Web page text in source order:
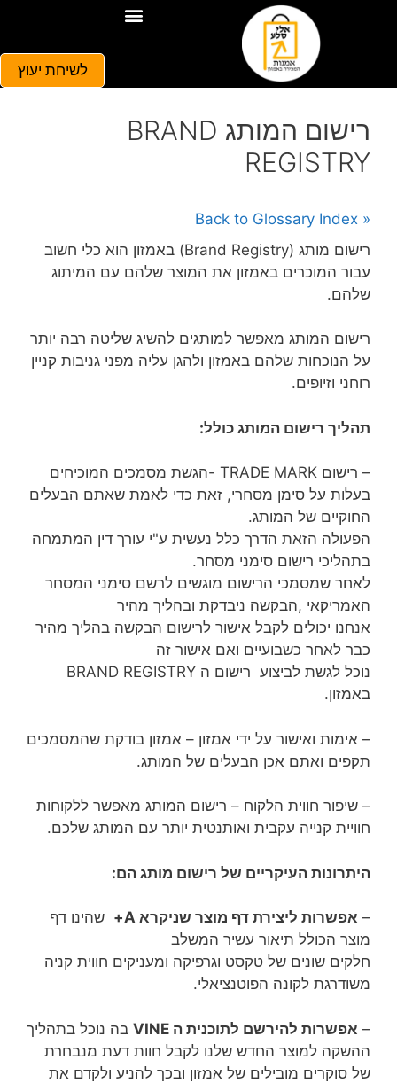
לשיחת יעוץ
רישום המותג BRAND
REGISTRY
« Back to Glossary Index
רישום מותג (Brand Registry) באמזון הוא כלי חשוב
עבור המוכרים באמזון את המוצר שלהם עם המיתוג
שלהם.
רישום המותג מאפשר למותגים להשיג שליטה רבה יותר
על הנוכחות שלהם באמזון ולהגן עליה מפני גניבות קניין
רוחני וזיופים.
תהליך רישום המותג כולל:
– רישום TRADE MARK -הגשת מסמכים המוכיחים
בעלות על סימן מסחרי, זאת כדי לאמת שאתם הבעלים
החוקיים של המותג.
הפעולה הזאת הדרך כלל נעשית ע"י עורך דין המתמחה
בתהליכי רישום סימני מסחר.
לאחר שמסמכי הרישום מוגשים לרשם סימני המסחר
האמריקאי ,הבקשה ניבדקת ובהליך מהיר
אנחנו יכולים לקבל אישור לרישום הבקשה בהליך מהיר
כבר לאחר כשבועיים ואם אישור זה
באמזון.
– אימות ואישור על ידי אמזון – אמזון בודקת שהמסמכים
תקפים ואתם אכן הבעלים של המותג.
– שיפור חווית הלקוח – רישום המותג מאפשר ללקוחות
חוויית קנייה עקבית ואותנטית יותר עם המותג שלכם.
היתרונות העיקריים של רישום מותג הם:
– אפשרות ליצירת דף מוצר שניקרא A+
שהינו דף
מוצר הכולל תיאור עשיר המשלב
חלקים שונים של טקסט וגרפיקה ומעניקים חווית קניה
משודרגת לקונה הפוטנציאלי.
– אפשרות להירשם לתוכנית ה VINE
בה נוכל בתהליך
ההשקה למוצר החדש שלנו לקבל חוות דעת מנבחרת
של סוקרים מובילים של אמזון ובכך להניע ולקדם את